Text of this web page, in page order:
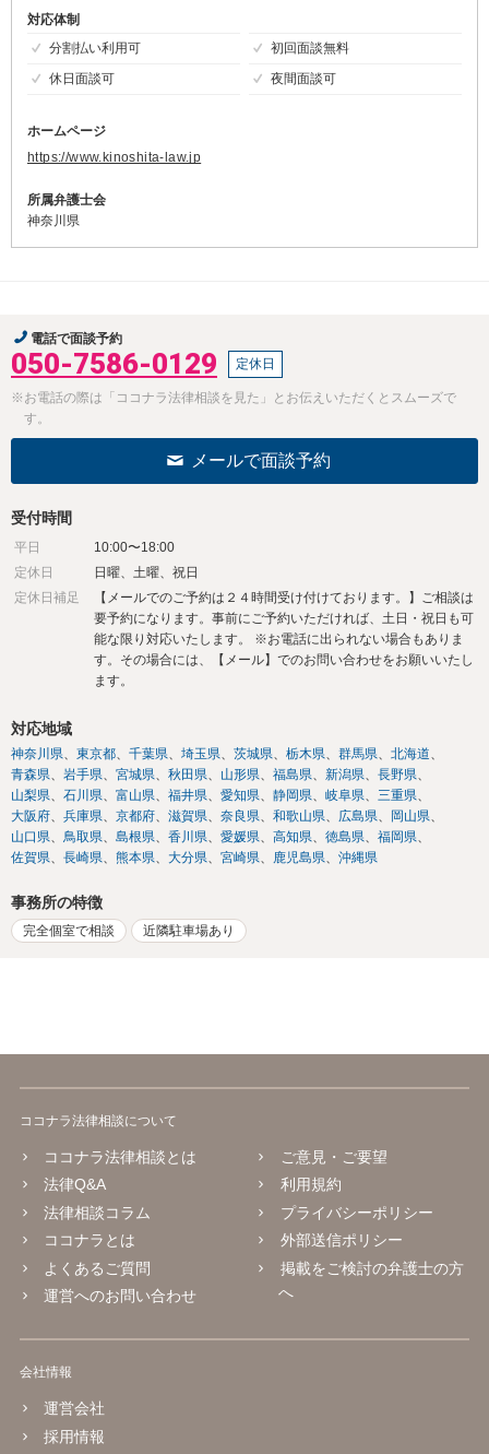
対応体制
分割払い利用可
初回面談無料
休日面談可
夜間面談可
ホームページ
https://www.kinoshita-law.jp
所属弁護士会
神奈川県
電話で面談予約
050-7586-0129 定休日
※お電話の際は「ココナラ法律相談を見た」とお伝えいただくとスムーズで
す。
メールで面談予約
受付時間
平日
10:00〜18:00
定休日
日曜、土曜、祝日
定休日補足
【メールでのご予約は２４時間受け付けております。】ご相談は
要予約になります。事前にご予約いただければ、土日・祝日も可
能な限り対応いたします。 ※お電話に出られない場合もありま
す。その場合には、【メール】でのお問い合わせをお願いいたし
ます。
対応地域
神奈川県 東京都 千葉県 埼玉県 茨城県 栃木県 群馬県
北海道
青森県
岩手県 宮城県 秋田県 山形県 福島県 新潟県
長野県
山梨県
石川県 富山県 福井県 愛知県 静岡県 岐阜県
三重県
大阪府
兵庫県 京都府 滋賀県 奈良県 和歌山県 広島県
岡山県
山口県
鳥取県 島根県 香川県 愛媛県 高知県 徳島県
福岡県
佐賀県
長崎県 熊本県 大分県 宮崎県 鹿児島県 沖縄県
事務所の特徴
完全個室で相談 近隣駐車場あり
ココナラ法律相談について
ココナラ法律相談とは
法律Q&A
法律相談コラム
ココナラとは
よくあるご質問
運営へのお問い合わせ
ご意見・ご要望
利用規約
プライバシーポリシー
外部送信ポリシー
掲載をご検討の弁護士の方
へ
会社情報
運営会社
採用情報